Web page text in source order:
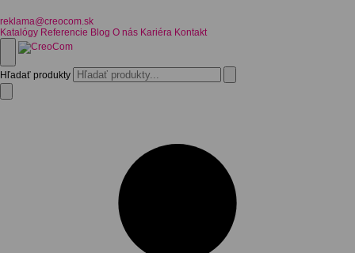
reklama@creocom.sk
Katalógy Referencie Blog O nás Kariéra Kontakt
Hľadať produkty